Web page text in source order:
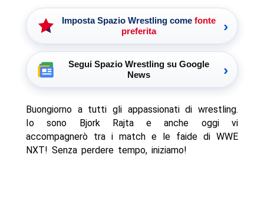
Imposta Spazio Wrestling come fonte
preferita
›
Segui Spazio Wrestling su Google
News
›
Buongiorno a tutti gli appassionati di wrestling.
Io sono Bjork Rajta e anche oggi vi
accompagnerò tra i match e le faide di WWE
NXT! Senza perdere tempo, iniziamo!